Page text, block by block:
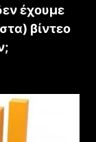
έχουμε
βίντεο